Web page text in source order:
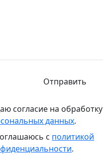
согласие на обработку
данных.
с политикой
.